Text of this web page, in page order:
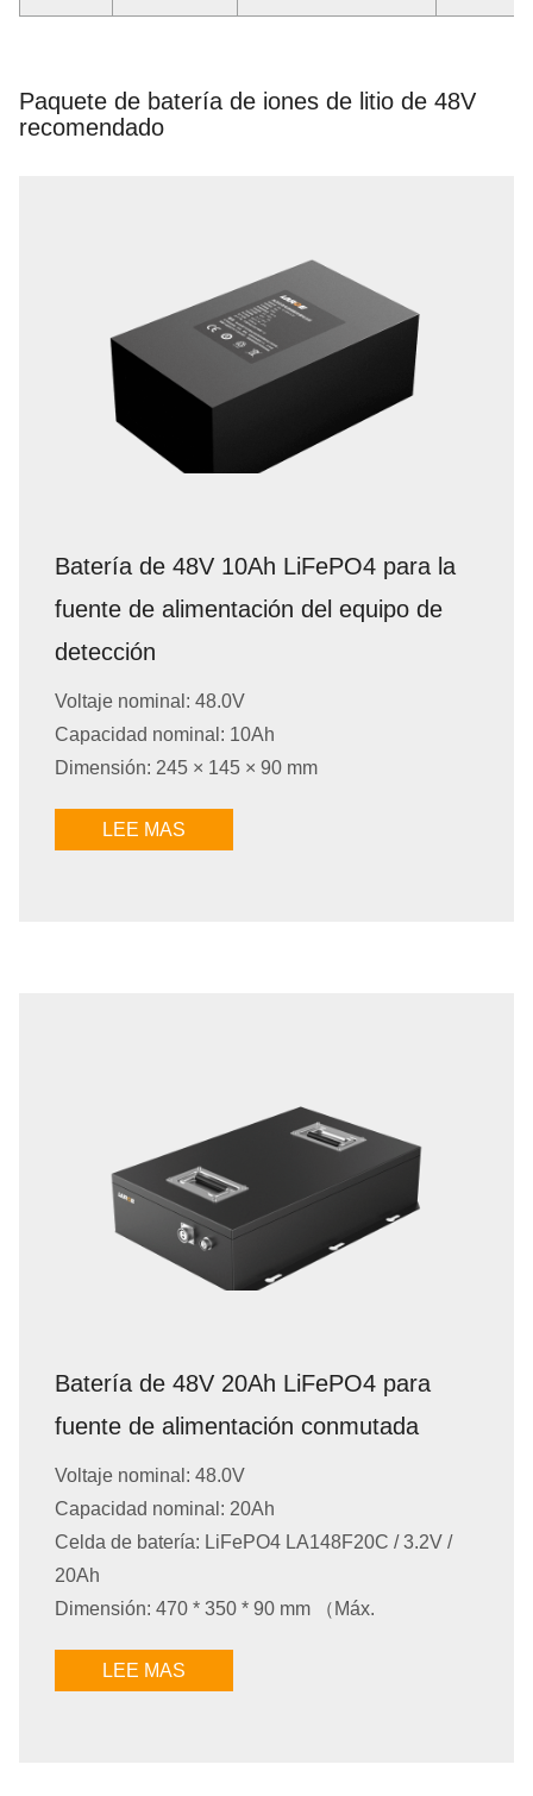
Paquete de batería de iones de litio de 48V
recomendado
Batería de 48V 10Ah LiFePO4 para la
fuente de alimentación del equipo de
detección
Voltaje nominal: 48.0V
Capacidad nominal: 10Ah
Dimensión: 245 × 145 × 90 mm
LEE MAS
Batería de 48V 20Ah LiFePO4 para
fuente de alimentación conmutada
Voltaje nominal: 48.0V
Capacidad nominal: 20Ah
Celda de batería: LiFePO4 LA148F20C / 3.2V /
20Ah
Dimensión: 470 * 350 * 90 mm （Máx.
LEE MAS